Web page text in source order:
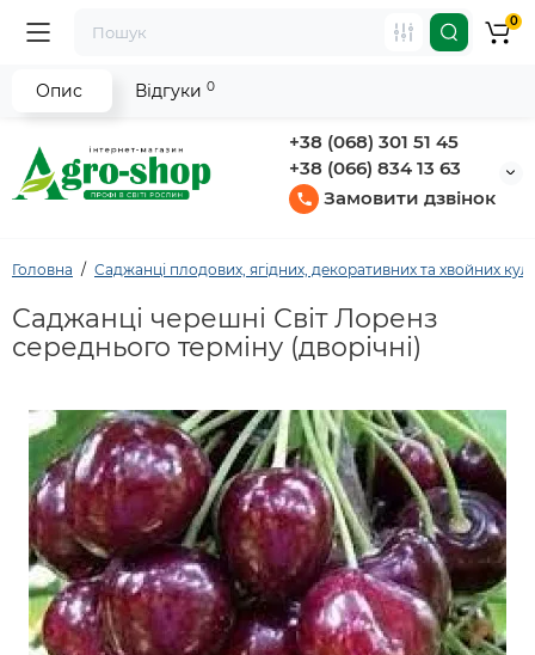
+38 (068) 301 51 45
+38 (066) 834 13 63
Замовити дзвінок
0
Головна Саджанці плодових, ягідних, декоративних та хвойних
Саджанці черешні Світ Лоренз
середнього терміну (дворічні)
Опис Відгуки 0